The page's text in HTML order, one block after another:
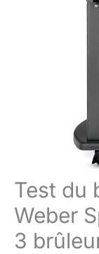
Test du
Weber
3